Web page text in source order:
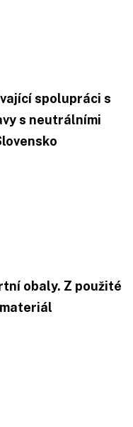
spolupráci s
s neutrálními
obaly. Z použité